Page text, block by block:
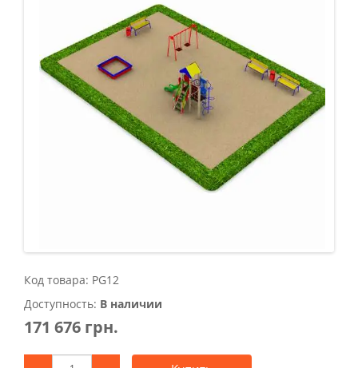
Код товара: PG12
Доступность: В наличии
171 676 грн.